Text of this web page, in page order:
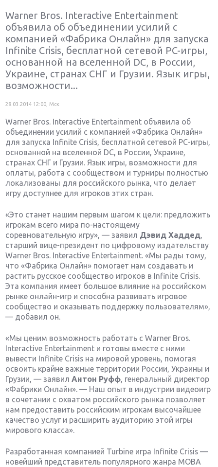
Warner Bros. Interactive Entertainment
объявила об объединении усилий с
компанией «Фабрика Онлайн» для запуска
Infinite Crisis, бесплатной сетевой PC-игры,
основанной на вселенной DC, в России,
Украине, странах СНГ и Грузии. Язык игры,
возможности...
28.03.2014 12:00, Мск
Warner Bros. Interactive Entertainment объявила об
объединении усилий с компанией «Фабрика Онлайн»
для запуска Infinite Crisis, бесплатной сетевой PC-игры,
основанной на вселенной DC, в России, Украине,
странах СНГ и Грузии. Язык игры, возможности для
оплаты, работа с сообществом и турниры полностью
локализованы для российского рынка, что делает
игру доступнее для игроков этих стран.
«Это станет нашим первым шагом к цели: предложить
игрокам всего мира по-настоящему
соревновательную игру», — заявил Дэвид Хаддед,
старший вице-президент по цифровому издательству
Warner Bros. Interactive Entertainment. «Мы рады тому,
что «Фабрика Онлайн» помогает нам создавать и
растить русское сообщество игроков в Infinite Crisis.
Эта компания имеет большое влияние на российском
рынке онлайн-игр и способна развивать игровое
сообщество и оказывать поддержку пользователям»,
— добавил он.
«Мы ценим возможность работать с Warner Bros.
Interactive Entertainment и готовы вместе с ними
вывести Infinite Crisis на мировой уровень, помогая
освоить крайне важные территории России, Украины и
Грузии, — заявилАнтон Руфф, генеральный директор
«Фабрики Онлайн». — Наш опыт в индустрии видеоигр
в сочетании с охватом российского рынка позволяет
нам предоставить российским игрокам высочайшее
качество услуг и расширить аудиторию этой игры
мирового класса».
Разработанная компанией Turbine игра Infinite Crisis —
новейший представитель популярного жанра MOBA